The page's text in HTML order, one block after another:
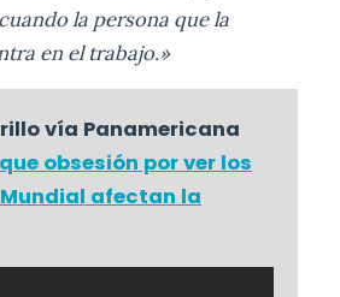
la persona que la
en el trabajo.»
vía Panamericana
obsesión por ver los
afectan la